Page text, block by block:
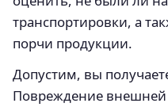
транспортировки, а
порчи продукции.
Допустим, вы
Повреждение